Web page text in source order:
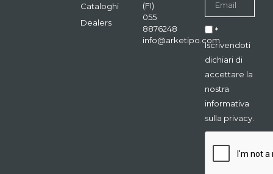
Cataloghi
Dealers
(FI)
055
8876248
info@arketipo.com
*
Iscrivendoti
dichiari di
accettare la
nostra
informativa
sulla privacy.